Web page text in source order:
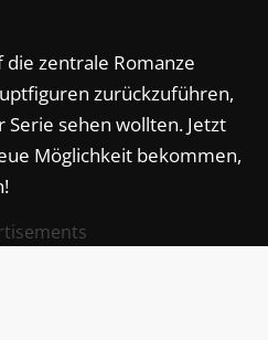
die zentrale Romanze
zurückzuführen,
Serie sehen wollten. Jetzt
Möglichkeit bekommen,